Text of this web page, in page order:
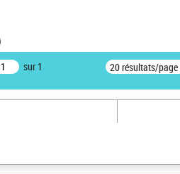
sur 1 20 résultats/page